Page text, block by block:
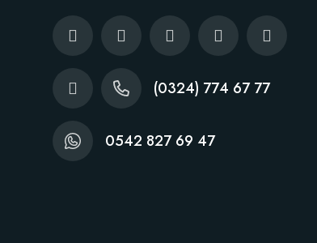
(0324) 774 67 77
0542 827 69 47